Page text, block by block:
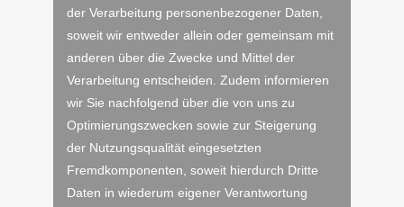
der Verarbeitung personenbezogener Daten,
soweit wir entweder allein oder gemeinsam mit
anderen über die Zwecke und Mittel der
Verarbeitung entscheiden. Zudem informieren
wir Sie nachfolgend über die von uns zu
Optimierungszwecken sowie zur Steigerung
der Nutzungsqualität eingesetzten
Fremdkomponenten, soweit hierdurch Dritte
Daten in wiederum eigener Verantwortung